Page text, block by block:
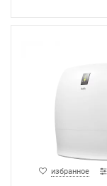
избранное